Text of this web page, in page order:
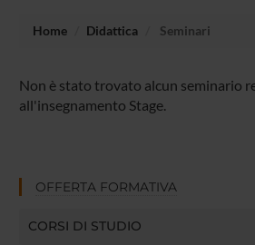
Home Didattica Seminari
Non è stato trovato alcun seminario
all'insegnamento Stage.
OFFERTA FORMATIVA
CORSI DI STUDIO